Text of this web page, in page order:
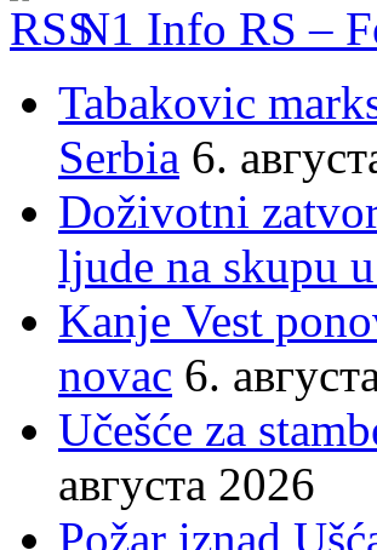
N1 Info RS –
Tabakovic
Serbia 6.
Doživotni
ljude na skupu
Kanje Vest
novac 6.
Učešće za
августа 2026
Požar iznad